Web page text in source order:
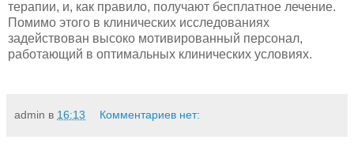
терапии, и, как правило, получают бесплатное лечение.
Помимо этого в клинических исследованиях
задействован высоко мотивированный персонал,
работающий в оптимальных клинических условиях.
admin в 16:13 Комментариев нет: